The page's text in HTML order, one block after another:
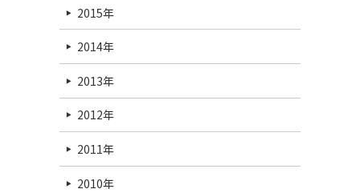
2015年
2014年
2013年
2012年
2011年
2010年